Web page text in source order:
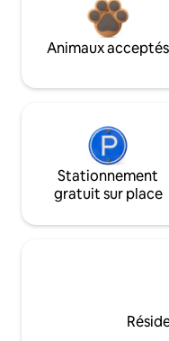
Animaux acceptés
Stationnement
gratuit sur place